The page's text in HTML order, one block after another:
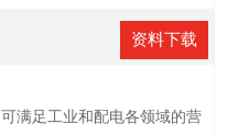
资料下载
满足工业和配电各领域的营